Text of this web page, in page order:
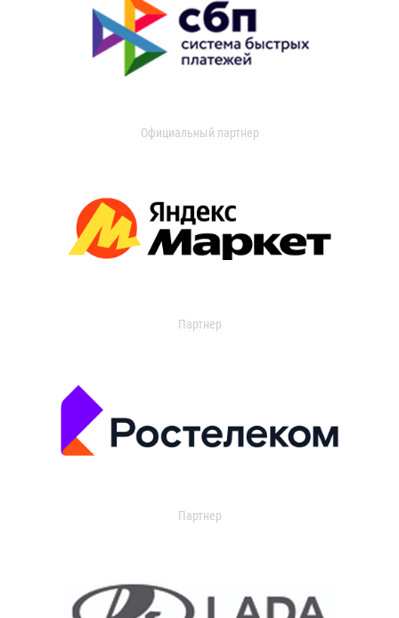
Официальный партнер
Партнер
Партнер